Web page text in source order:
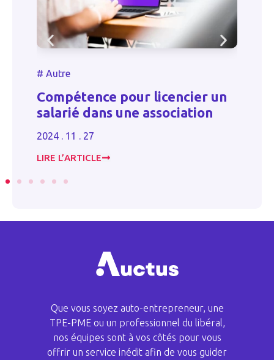
pour licencier un
une association
Que faire de
artificielle ?
Que vous soyez auto-entrepreneur, une
TPE-PME ou un professionnel du libéral,
nos équipes sont à vos côtés pour vous
offrir un service inédit afin de vous guider